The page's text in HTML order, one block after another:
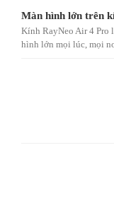
Màn hình lớn trên
Kính RayNeo Air 4 Pro
hình lớn mọi lúc, mọi